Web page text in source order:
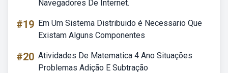
Navegadores De Internet.
#19 Em Um Sistema Distribuido é Necessario Que
Existam Alguns Componentes
#20 Atividades De Matematica 4 Ano Situações
Problemas Adição E Subtração